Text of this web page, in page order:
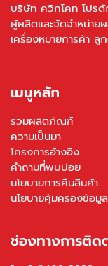
บริษัท ควิกโคท โปร
ผู้ผลิตและจัดจำหน่าย
เครื่องหมายการค้า ลู
เมนูหลัก
รวมผลิตภัณฑ์
ความเป็นมา
โครงการอ้างอิง
คำถามที่พบบ่อย
นโยบายการคืนสินค้า
นโยบายคุ้มครองข้อ
ช่องทางการติด